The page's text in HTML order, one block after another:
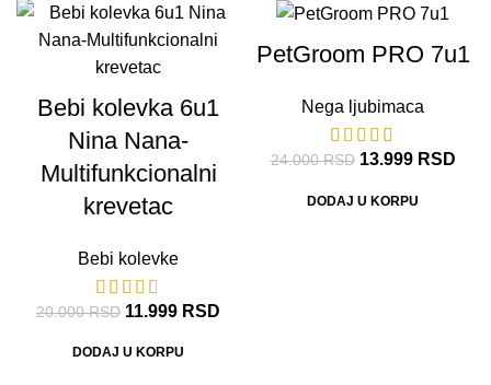
Bebi kolevka 6u1
Nina Nana-
Multifunkcionalni
krevetac
Bebi kolevke
20.000RSD 11.999 RSD
DODAJ U KORPU
PetGroom PRO 7u1
Nega ljubimaca
24.000RSD 13.999 RSD
DODAJ U KORPU